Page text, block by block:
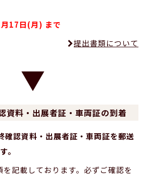
17日(月) まで
提出書類について
資料・出展者証・車両証の到着
確認資料・出展者証・車両証を郵送
。
記載しております。必ずご確認を